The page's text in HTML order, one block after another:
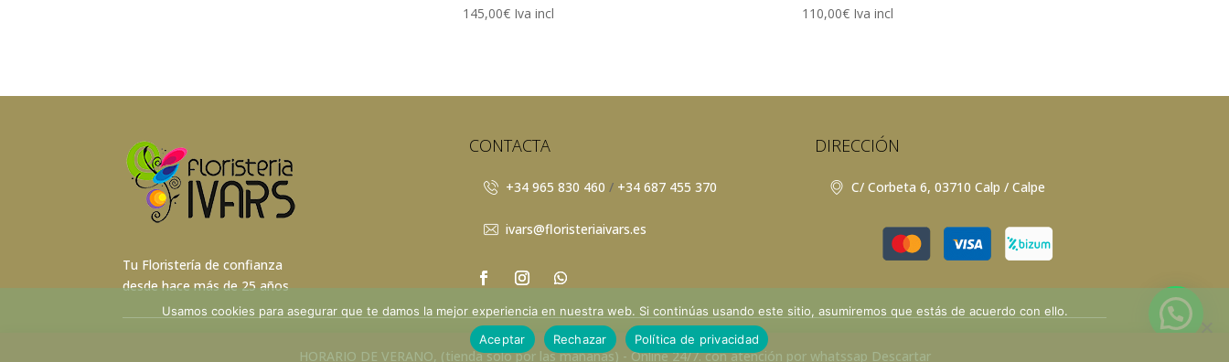
HORARIO DE VERANO, (tienda solo por las mañanas) - Online 24/7. con atención por whatssap Descartar
145,00€ Iva incl 110,00€ Iva incl
Tu Floristería de confianza
desde hace más de 25 años
CONTACTA
+34 965 830 460 / +34 687 455 370
ivars@floristeriaivars.es
DIRECCIÓN
C/ Corbeta 6, 03710 Calp / Calpe
. Todos los derechos reservados. Privacidad- Aviso legal -Términos y Condiciones -
Usamos cookies para asegurar que te damos la mejor experiencia en nuestra web. Si continúas usando este sitio, asumiremos que estás de acuerdo con ello.
Aceptar
Rechazar Política de privacidad